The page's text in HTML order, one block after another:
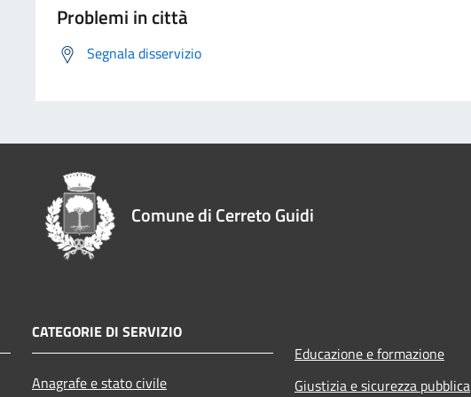
Problemi in città
Segnala disservizio
Comune di Cerreto Guidi
CATEGORIE DI SERVIZIO
Anagrafe e stato civile
Educazione e formazione
Giustizia e sicurezza pubblica